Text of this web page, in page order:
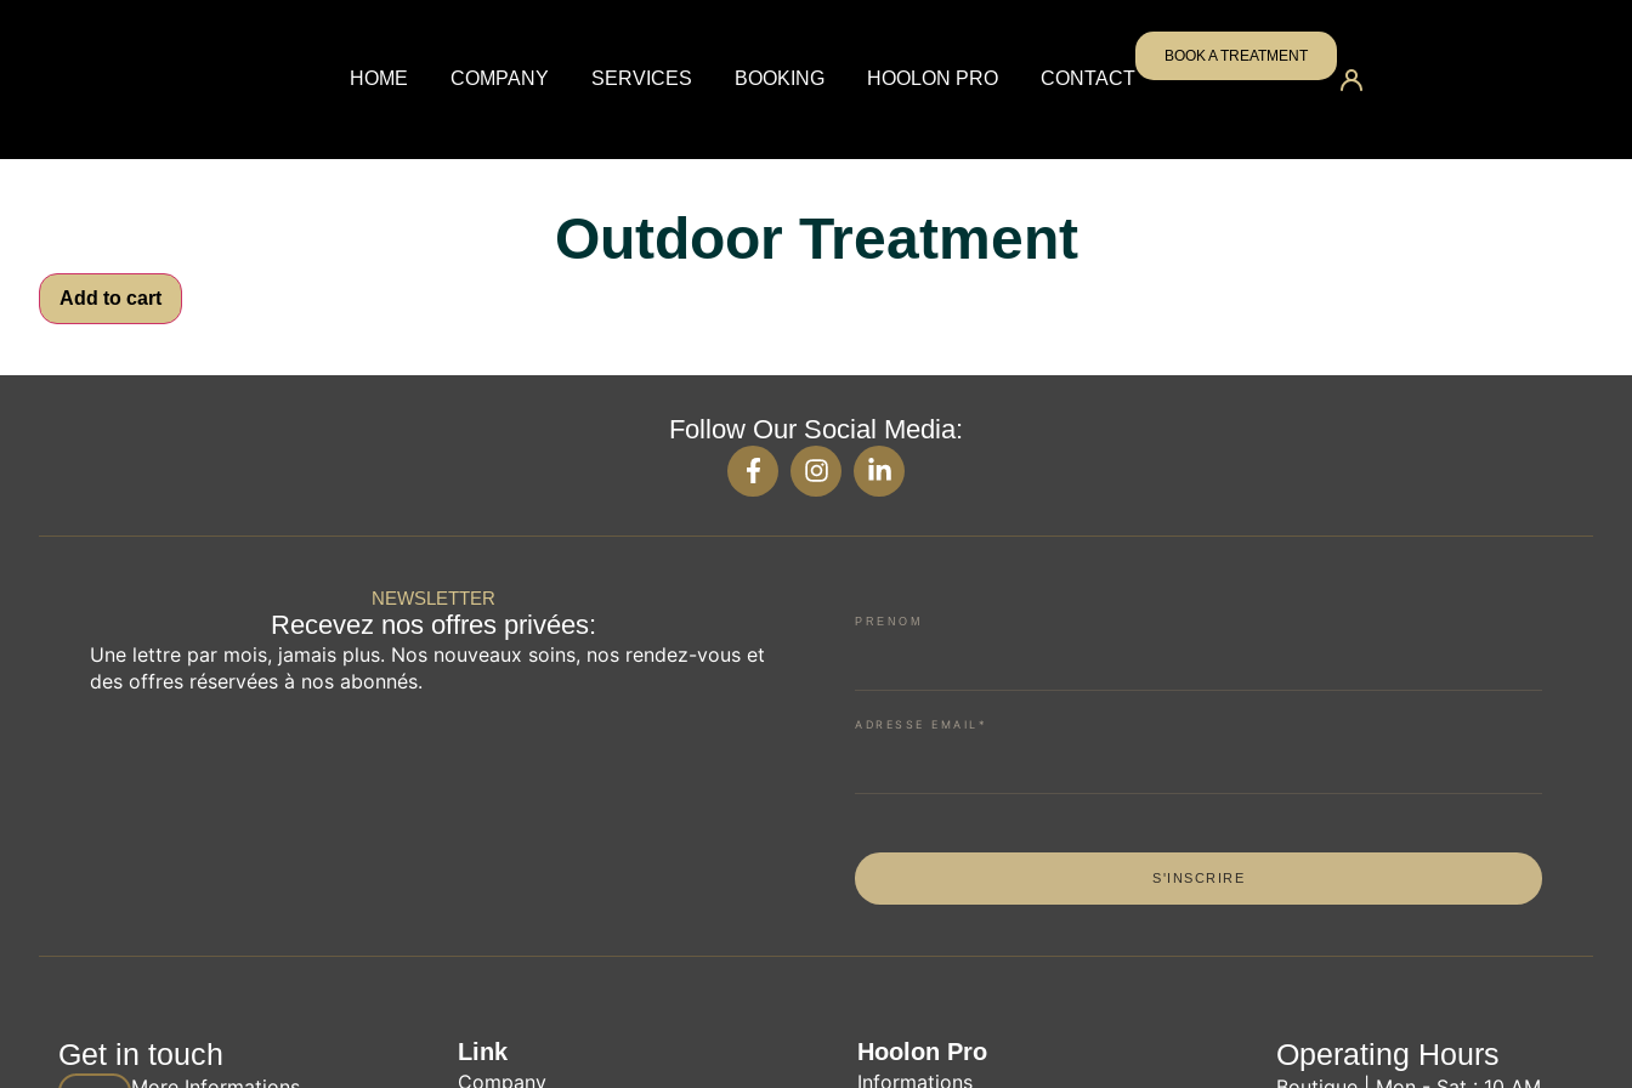
HOME COMPANY SERVICES BOOKING HOOLON PRO CONTACT
BOOK A TREATMENT
Outdoor Treatment
Add to cart
Follow Our Social Media:
NEWSLETTER
Recevez nos offres privées:
Une lettre par mois, jamais plus. Nos nouveaux soins, nos rendez-vous et
des offres réservées à nos abonnés.
PRENOM
ADRESSE EMAIL*
Get in touch Link
Company
Hoolon Pro
Informations
Operating Hours